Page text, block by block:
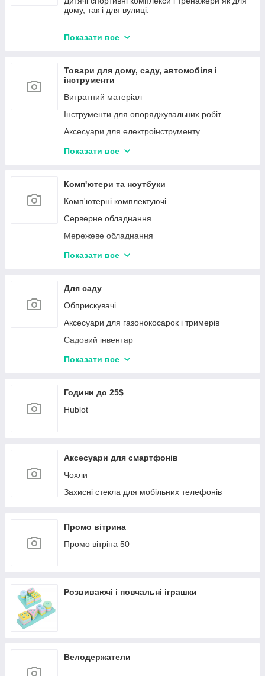
Домашній текстіль
дому, так і для вулиці.
Для самих маленьких
Прогулянки і активний відпочинок
Коляски і автокрісла
Маркери, фломастери
Дитячі залізниці, автотреки
Товари для мам
Показати все
Товари для дому, саду, автомобіля і
інструменти
Витратний матеріал
Інструменти для опоряджувальних робіт
Аксесуари для електроінструменту
Набори інструментів
Блоки живлення для LED стрічок
Маринаторы побутові
Соковижималки
Диспенсери
Електричні грілки
Показати все
Комп'ютери та ноутбуки
Комп'ютерні комплектуючі
Серверне обладнання
Мережеве обладнання
Офісна техніка
Акумулятори для радіокерованих моделей
Блоки живлення для комп'ютерів
Мережеве обладнання Planet
Bluetooth-адаптери
Процесори
Аксесуари для електроніки
Показати все
Для саду
Обприскувачі
Аксесуари для газонокосарок і тримерів
Садовий інвентар
Приладдя для поливу
Садова техніка
Показати все
Години до 25$
Hublot
Аксесуари для смартфонів
Чохли
Захисні стекла для мобільних телефонів
Промо вітрина
Промо вітріна 50
Розвиваючі і повчальні іграшки
Велодержатели